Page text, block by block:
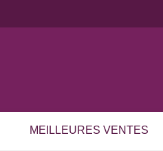
MEILLEURES VENTES